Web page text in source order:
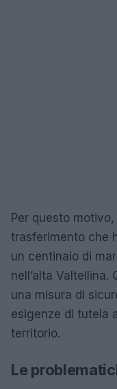
Per questo
trasferimento che
un centinaio di
nell’alta Valtellina.
una misura di
esigenze di tutela
territorio.
Le